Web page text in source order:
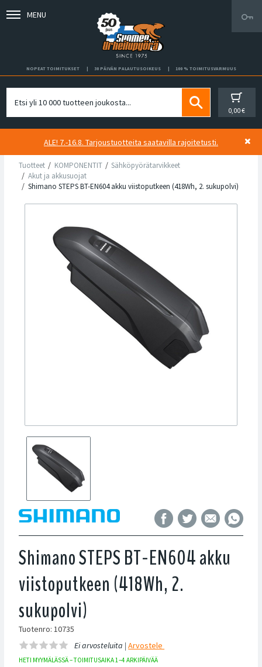
MENU
NOPEAT TOIMITUKSET 30 PÄIVÄN PALAUTUSOIKEUS 100 % TOIMITUSVARMUUS
0,00 €
ALE! 7.-16.8. Tarjoustuotteita saatavilla rajoitetusti.
Tuotteet KOMPONENTIT
Sähköpyörätarvikkeet
Akut ja akkusuojat
Shimano STEPS BT-EN604 akku viistoputkeen (418Wh, 2. sukupolvi)
Shimano STEPS BT-EN604 akku
viistoputkeen (418Wh, 2.
sukupolvi)
Tuotenro: 10735
Ei arvosteluita |Arvostele
HETI MYYMÄLÄSSÄ – TOIMITUSAIKA 1–4 ARKIPÄIVÄÄ